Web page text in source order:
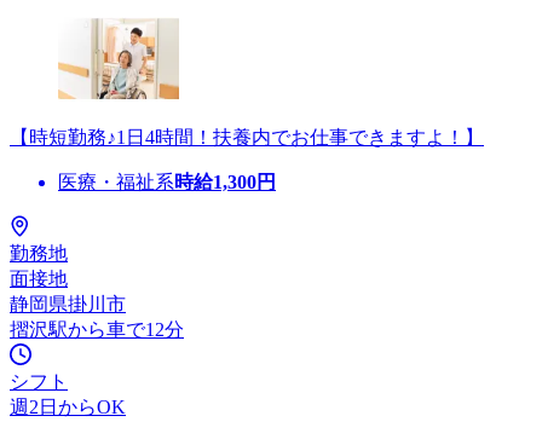
【時短勤務♪1日4時間！扶養内でお仕事できますよ！】
医療・福祉系時給1,300円
勤務地
面接地
静岡県掛川市
摺沢駅から車で12分
シフト
週2日からOK